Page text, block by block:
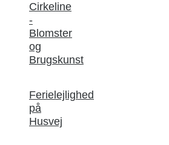
Cirkeline
-
Blomster
og
Brugskunst
Ferielejlighed
på
Husvej